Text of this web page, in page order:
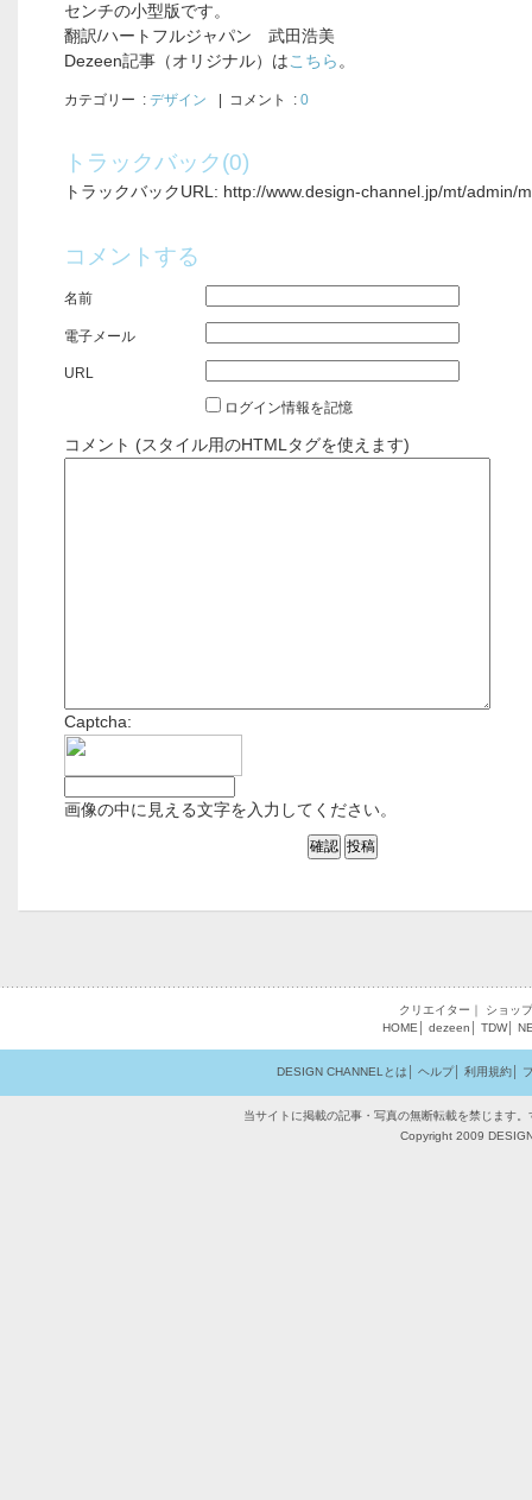
センチの小型版です。
翻訳/ハートフルジャパン 武田浩美
Dezeen記事（オリジナル）はこちら 。
カテゴリー : デザイン | コメント : 0
トラックバック(0)
トラックバックURL: http://www.design-channel.jp/mt/admin/
コメントする
名前
電子メール
URL
ログイン情報を記憶
コメント (スタイル用のHTMLタグを使えます)
Captcha:
画像の中に見える文字を入力してください。
クリエイター
ショップ
HOME
dezeen TDW│
DESIGN CHANNELとは ヘルプ│ 利用規約│
当サイトに掲載の記事・写真の無断転載を禁じます
Copyright 2009